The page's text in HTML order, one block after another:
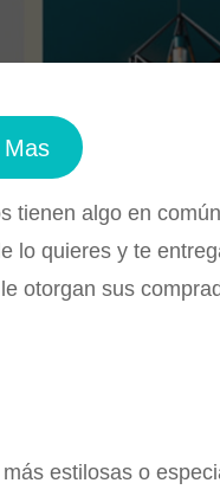
algo en
quieres y te
otorgan sus
estilosas o